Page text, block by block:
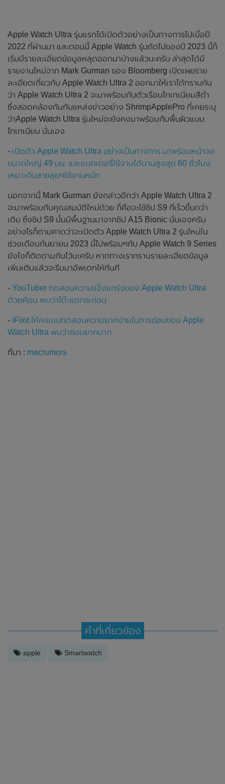
Apple Watch Ultra รุ่นแรกได้เปิดตัวอย่างเป็นทางการไปเมื่อปี
2022 ที่ผ่านมา และตอนนี้ Apple Watch รุ่นถัดไปของปี 2023 นี้ก็
เริ่มมีรายละเอียดข้อมูลหลุดออกมาบ้างแล้วนะครับ ล่าสุดได้มี
รายงานใหม่จาก Mark Gurman ของ Bloomberg เปิดเผยราย
ละเอียดเกี่ยวกับ Apple Watch Ultra 2 ออกมาให้เราได้ทราบกัน
ว่า Apple Watch Ultra 2 จะมาพร้อมกับตัวเรือนไทเทเนียมสีดำ
ซึ่งสอดคล้องกันกับแหล่งข่าวอย่าง ShrimpApplePro ที่เคยระบุ
ว่าApple Watch Ultra รุ่นใหม่จะยังคงมาพร้อมกับพื้นผิวแบบ
ไทเทเนียม นั่นเอง
- เปิดตัว Apple Watch Ultra อย่างเป็นทางการ มาพร้อมหน้าจอ
ขนาดใหญ่ 49 มม. และแบตเตอรี่ใช้งานได้นานสูงสุด 60 ชั่วโมง
เหมาะกับสายลุยๆใช้งานหนัก
นอกจากนี้ Mark Gurman ยังกล่าวอีกว่า Apple Watch Ultra 2
จะมาพร้อมกับคุณสมบัติใหม่ด้วย ก็คือจะใช้ชิป S9 ที่เร็วขึ้นกว่า
เดิม ซึ่งชิป S9 นั้นมีพื้นฐานมาจากชิป A15 Bionic นั่นเองครับ
อย่างไรก็ตามคาดว่าจะเปิดตัว Apple Watch Ultra 2 รุ่นใหม่ใน
ช่วงเดือนกันยายน 2023 นี้ไปพร้อมๆกับ Apple Watch 9 Series
ยังไงก็ติดตามกันไว้นะครับ หากทางเราทราบรายละเอียดข้อมูล
เพิ่มเติมแล้วจะรีบมาอัพเดทให้ทันที
- YouTuber ทดสอบความแข็งแกร่งของ Apple Watch Ultra
ด้วยค้อน พบว่าโต๊ะแตกซะก่อน
- iFixit ให้คะแนนทดสอบความยากง่ายในการซ่อมของ Apple
Watch Ultra พบว่าซ่อมยากมาก
ที่มา : macrumors
คำที่เกี่ยวข้อง
apple Smartwatch